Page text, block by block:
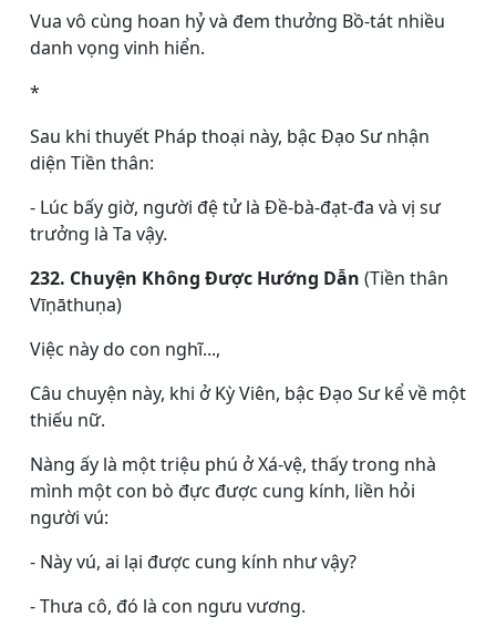
Vua vô cùng hoan hỷ và đem thưởng Bồ-tát nhiều
danh vọng vinh hiển.
*
Sau khi thuyết Pháp thoại này, bậc Ðạo Sư nhận
diện Tiền thân:
- Lúc bấy giờ, người đệ tử là Ðề-bà-đạt-đa và vị sư
trưởng là Ta vậy.
232. Chuyện Không Ðược Hướng Dẫn (Tiền thân
Vīṇāthuṇa)
Việc này do con nghĩ...,
Câu chuyện này, khi ở Kỳ Viên, bậc Ðạo Sư kể về một
thiếu nữ.
Nàng ấy là một triệu phú ở Xá-vệ, thấy trong nhà
mình một con bò đực được cung kính, liền hỏi
người vú:
- Này vú, ai lại được cung kính như vậy?
- Thưa cô, đó là con ngưu vương.